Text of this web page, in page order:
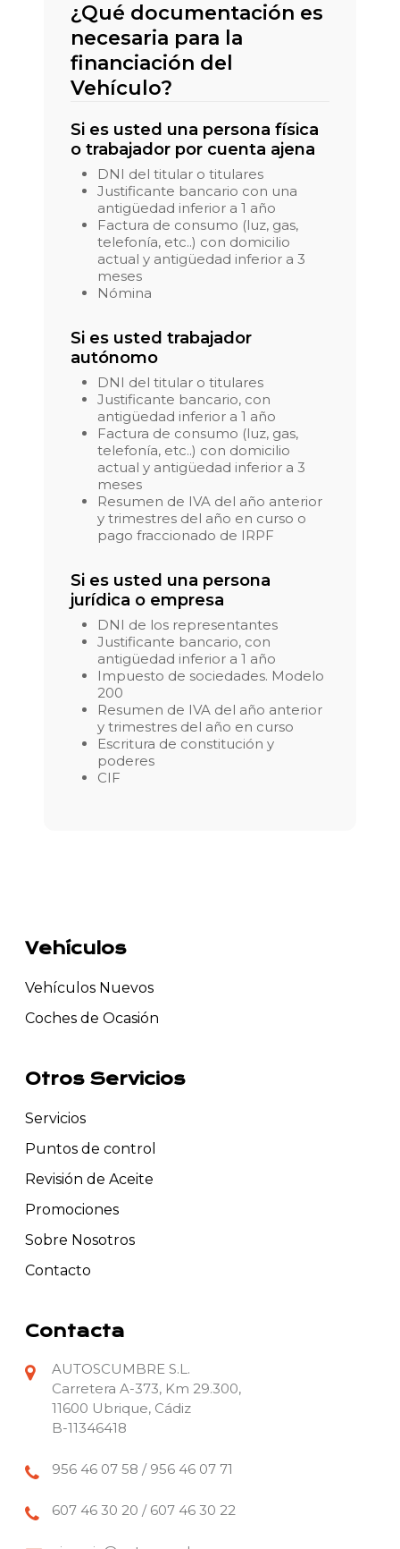
¿Qué documentación es
necesaria para la
financiación del
Vehículo?
Si es usted una persona física
o trabajador por cuenta ajena
DNI del titular o titulares
Justificante bancario con una
antigüedad inferior a 1 año
Factura de consumo (luz, gas,
telefonía, etc..) con domicilio
actual y antigüedad inferior a 3
meses
Nómina
Si es usted trabajador
autónomo
DNI del titular o titulares
Justificante bancario, con
antigüedad inferior a 1 año
Factura de consumo (luz, gas,
telefonía, etc..) con domicilio
actual y antigüedad inferior a 3
meses
Resumen de IVA del año anterior
y trimestres del año en curso o
pago fraccionado de IRPF
Si es usted una persona
jurídica o empresa
DNI de los representantes
Justificante bancario, con
antigüedad inferior a 1 año
Impuesto de sociedades. Modelo
200
Resumen de IVA del año anterior
y trimestres del año en curso
Escritura de constitución y
poderes
CIF
Vehículos
Vehículos Nuevos
Coches de Ocasión
Otros Servicios
Servicios
Puntos de control
Revisión de Aceite
Promociones
Sobre Nosotros
Contacto
Contacta
AUTOSCUMBRE S.L.
Carretera A-373, Km 29.300,
11600 Ubrique, Cádiz
B-11346418
956 46 07 58 / 956 46 07 71
607 46 30 20 / 607 46 30 22